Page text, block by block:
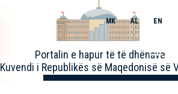
Portalin e hapur të të dhënave
Kuvendi i Republikës së Maqedonisë së
MK AL EN
Toggle